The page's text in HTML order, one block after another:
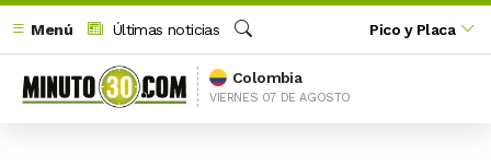
Menú
Últimas noticias
Buscar
Pico y Placa
Colombia
VIERNES 07 DE AGOSTO